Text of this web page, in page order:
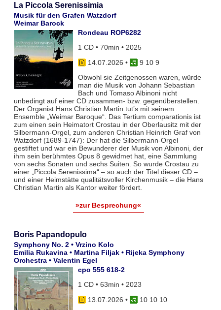
La Piccola Serenissimia
Musik für den Grafen Watzdorf
Weimar Barock
Rondeau ROP6282
1 CD • 70min • 2025
14.07.2026 •
9 10 9
Obwohl sie Zeitgenossen waren, würde
man die Musik von Johann Sebastian
Bach und Tomaso Albinoni nicht
unbedingt auf einer CD zusammen- bzw. gegenüberstellen.
Der Organist Hans Christian Martin tut’s mit seinem
Ensemble „Weimar Baroque“. Das Tertium comparationis ist
zum einen sein Heimatort Crostau in der Oberlausitz mit der
Silbermann-Orgel, zum anderen Christian Heinrich Graf von
Watzdorf (1689-1747): Der hat die Silbermann-Orgel
gestiftet und war ein Bewunderer der Musik von Albinoni, der
ihm sein berühmtes Opus 8 gewidmet hat, eine Sammlung
von sechs Sonaten und sechs Suiten. So wurde Crostau zu
einer „Piccola Serenissima“ – so auch der Titel dieser CD –
und einer Heimstätte qualitätsvoller Kirchenmusik – die Hans
Christian Martin als Kantor weiter fördert.
»zur Besprechung«
Boris Papandopulo
Symphony No. 2 • Vrzino Kolo
Emilia Rukavina • Martina Filjak • Rijeka Symphony
Orchestra • Valentin Egel
cpo 555 618-2
1 CD • 63min • 2023
13.07.2026 •
10 10 10